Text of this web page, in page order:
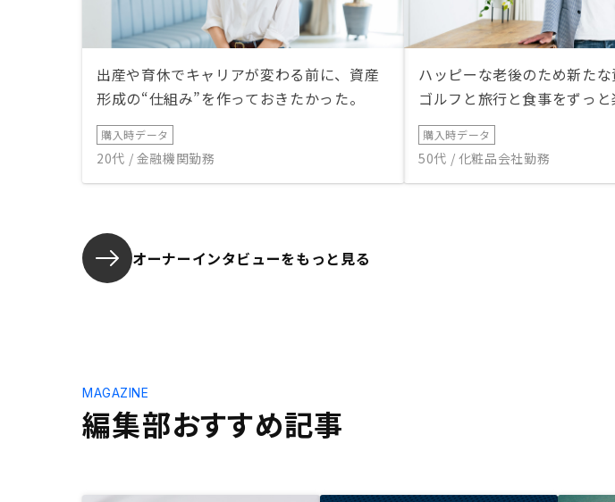
出産や育休でキャリアが変わる前に、資産
形成の“仕組み”を作っておきたかった。
購入時データ
20代 / 金融機関勤務
ハッピーな老後のため新たな
ゴルフと旅行と食事をずっ
購入時データ
50代 / 化粧品会社勤務
オーナーインタビューをもっと見る
編集部おすすめ記事
MAGAZINE